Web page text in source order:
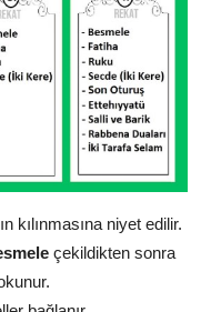
kılınmasına niyet edilir.
çekildikten sonra